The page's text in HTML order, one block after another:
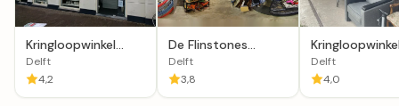
Kringloopwinkel
Terre des Hommes
winkel
Delft
4,2
De Flinstones
Kringloopwinkel in
Delft
Delft
3,8
Walther
Delft
4,0